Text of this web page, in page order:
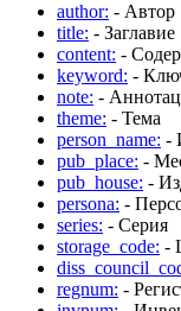
author: - Автор
title: - Заглавие
content: -
keyword: -
note: -
theme: - Тема
person_name: -
pub_place: -
pub_house: -
persona: -
series: - Серия
storage_code: -
regnum: -